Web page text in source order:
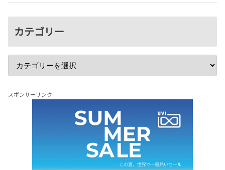
カテゴリー
スポンサーリンク